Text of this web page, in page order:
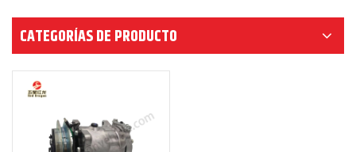
CATEGORÍAS DE PRODUCTO